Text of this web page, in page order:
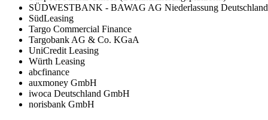
SÜDWESTBANK - BAWAG AG Niederlassung Deutschland
SüdLeasing
Targo Commercial Finance
Targobank AG & Co. KGaA
UniCredit Leasing
Würth Leasing
abcfinance
auxmoney GmbH
iwoca Deutschland GmbH
norisbank GmbH